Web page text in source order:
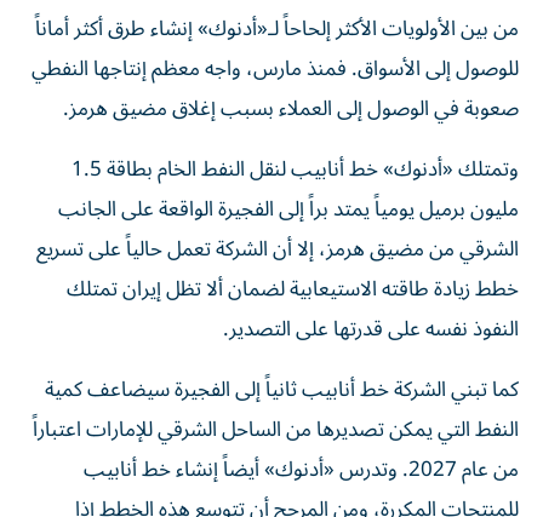
من بين الأولويات الأكثر إلحاحاً لـ«أدنوك» إنشاء طرق أكثر أماناً
للوصول إلى الأسواق. فمنذ مارس، واجه معظم إنتاجها النفطي
صعوبة في الوصول إلى العملاء بسبب إغلاق مضيق هرمز.
وتمتلك «أدنوك» خط أنابيب لنقل النفط الخام بطاقة 1.5
مليون برميل يومياً يمتد براً إلى الفجيرة الواقعة على الجانب
الشرقي من مضيق هرمز، إلا أن الشركة تعمل حالياً على تسريع
خطط زيادة طاقته الاستيعابية لضمان ألا تظل إيران تمتلك
النفوذ نفسه على قدرتها على التصدير.
كما تبني الشركة خط أنابيب ثانياً إلى الفجيرة سيضاعف كمية
النفط التي يمكن تصديرها من الساحل الشرقي للإمارات اعتباراً
من عام 2027. وتدرس «أدنوك» أيضاً إنشاء خط أنابيب